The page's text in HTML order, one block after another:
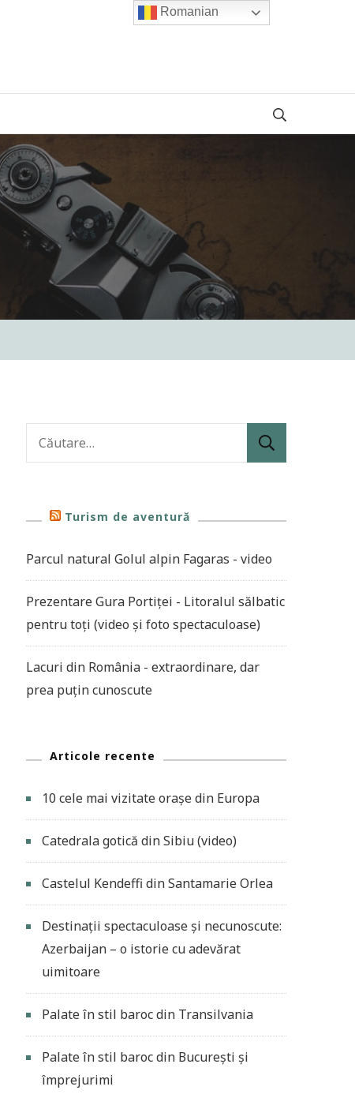
Turism de aventură
Parcul natural Golul alpin Fagaras - video
Prezentare Gura Portiței - Litoralul sălbatic
pentru toți (video și foto spectaculoase)
Lacuri din România - extraordinare, dar
prea puțin cunoscute
Articole recente
10 cele mai vizitate orașe din Europa
Catedrala gotică din Sibiu (video)
Castelul Kendeffi din Santamarie Orlea
Destinații spectaculoase și necunoscute:
Azerbaijan – o istorie cu adevărat
uimitoare
Palate în stil baroc din Transilvania
Palate în stil baroc din București și
împrejurimi
Romanian